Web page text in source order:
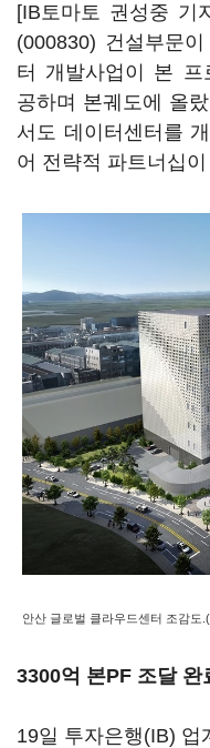
[IB토마토 권성중 기
(000830) 건설부문
터 개발사업이 본 프
공하며 본궤도에 올
서도 데이터센터를
어 전략적 파트너십
안산 글로벌 클라우드센터 조감도
3300억 본PF 조달
19일 투자은행(IB) 업